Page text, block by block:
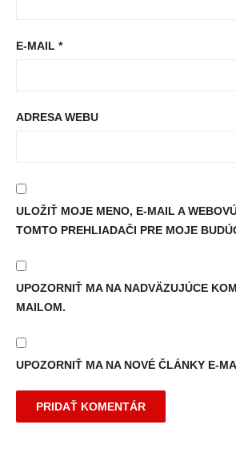
E-MAIL *
ADRESA WEBU
ULOŽIŤ MOJE MENO, E-MAIL A
TOMTO PREHLIADAČI PRE MOJE
UPOZORNIŤ MA NA NADVÄZUJÚCE
MAILOM.
UPOZORNIŤ MA NA NOVÉ ČLÁNKY E-